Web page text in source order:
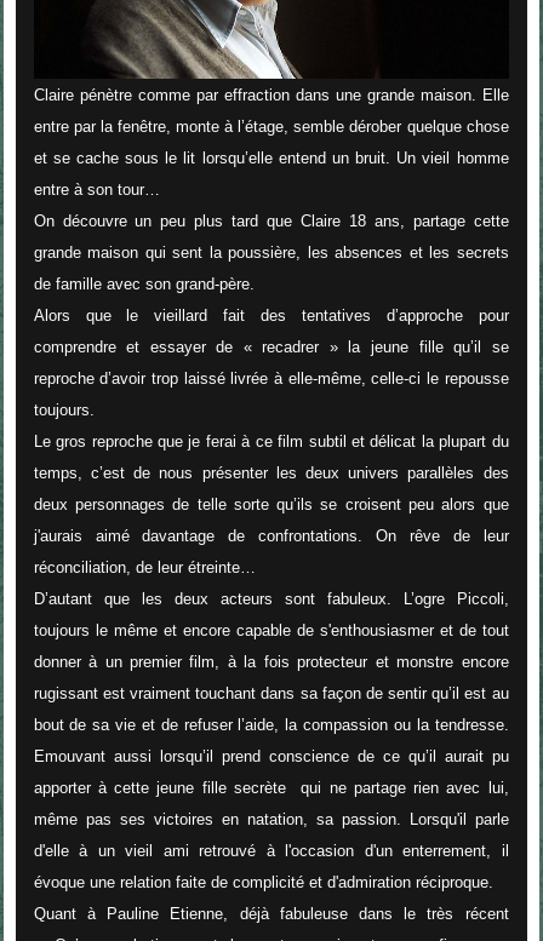
Claire pénètre comme par effraction dans une grande maison. Elle
entre par la fenêtre, monte à l’étage, semble dérober quelque chose
et se cache sous le lit lorsqu’elle entend un bruit. Un vieil homme
entre à son tour…
On découvre un peu plus tard que Claire 18 ans, partage cette
grande maison qui sent la poussière, les absences et les secrets
de famille avec son grand-père.
Alors que le vieillard fait des tentatives d’approche pour
comprendre et essayer de « recadrer » la jeune fille qu’il se
reproche d’avoir trop laissé livrée à elle-même, celle-ci le repousse
toujours.
Le gros reproche que je ferai à ce film subtil et délicat la plupart du
temps, c’est de nous présenter les deux univers parallèles des
deux personnages de telle sorte qu’ils se croisent peu alors que
j'aurais aimé davantage de confrontations. On rêve de leur
réconciliation, de leur étreinte…
D’autant que les deux acteurs sont fabuleux. L’ogre Piccoli,
toujours le même et encore capable de s'enthousiasmer et de tout
donner à un premier film, à la fois protecteur et monstre encore
rugissant est vraiment touchant dans sa façon de sentir qu’il est au
bout de sa vie et de refuser l’aide, la compassion ou la tendresse.
Emouvant aussi lorsqu’il prend conscience de ce qu’il aurait pu
apporter à cette jeune fille secrète
qui ne partage rien avec lui,
même pas ses victoires en natation, sa passion. Lorsqu'il parle
d'elle à un vieil ami retrouvé à l'occasion d'un enterrement, il
évoque une relation faite de complicité et d'admiration réciproque.
Quant à Pauline Etienne, déjà fabuleuse dans le très récent